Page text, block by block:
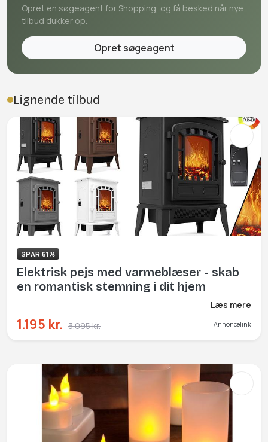
Opret en søgeagent for Shopping, og få besked når nye
tilbud dukker op.
Opret søgeagent
Lignende tilbud
SPAR 61%
Elektrisk pejs med varmeblæser - skab
en romantisk stemning i dit hjem
Læs mere
1.195 kr. 3.095 kr. Annoncelink